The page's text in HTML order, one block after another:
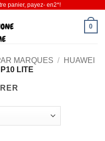
panier, payez- en2*!
0
MARQUES /
HUAWEI
LITE